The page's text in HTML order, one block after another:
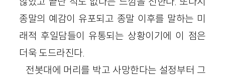
종말의 예감이 유포되고 종말 이후를 말하는 미
래적 후일담들이 유통되는 상황이기에 이 점은
더욱 도드라진다.
전봇대에 머리를 박고 사망한다는 설정부터 그